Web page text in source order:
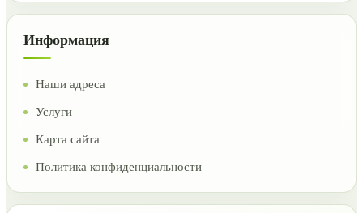
Информация
Наши адреса
Услуги
Карта сайта
Политика конфиденциальности